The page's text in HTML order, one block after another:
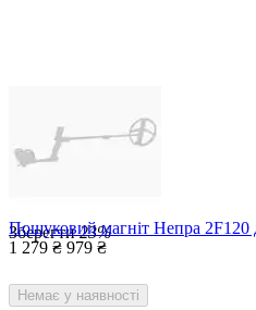
Зберегти23%
Пошуковий магніт Непра 2F120
1 279 ₴ 979 ₴
Немає у наявності